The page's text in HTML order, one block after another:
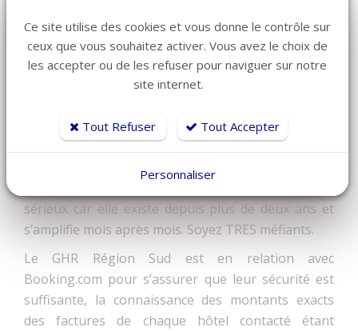
l’extranet Booking.com et changez vos mots de
passe.
Si en revanche vous êtes allés au-delà de payer
prestataire qualifié en cyberattaques, tel notre
sérieux car elle existe depuis plus de deux ans et
s’amplifie mois après mois. Soyez TRES méfiants.
Le GHR Région Sud est en relation avec
Booking.com pour s’assurer que leur sécurité est
suffisante, la connaissance des montants exacts
des factures de chaque hôtel contacté étant
Ce site utilise des cookies et vous donne le contrôle sur
ceux que vous souhaitez activer. Vous avez le choix de
les accepter ou de les refuser pour naviguer sur notre
site internet.
Tout Refuser Tout Accepter
Personnaliser